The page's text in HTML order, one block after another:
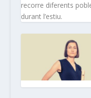
recorre diferents
durant l’estiu.